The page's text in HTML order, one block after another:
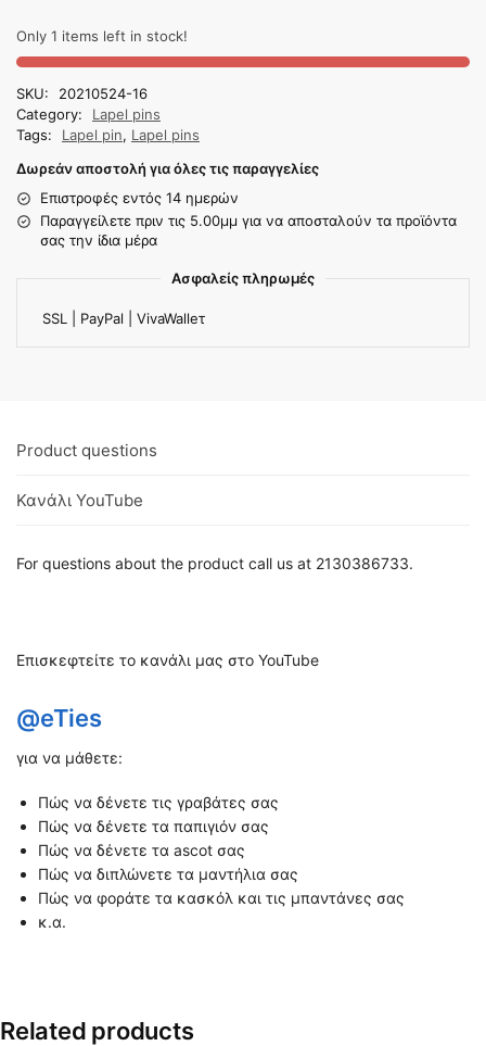
Only 1 items left in stock!
SKU:
20210524-16
Category:
Lapel pins
Tags:
Lapel pin, Lapel pins
Δωρεάν αποστολή για όλες τις παραγγελίες
Επιστροφές εντός 14 ημερών
Παραγγείλετε πριν τις 5.00μμ για να αποσταλούν τα προϊόντα
σας την ίδια μέρα
Ασφαλείς πληρωμές
SSL | PayPal | VivaWalleτ
Product questions
Κανάλι YouTube
For questions about the product call us at 2130386733.
Επισκεφτείτε το κανάλι μας στο YouTube
@eTies
για να μάθετε:
Πώς να δένετε τις γραβάτες σας
Πώς να δένετε τα παπιγιόν σας
Πώς να δένετε τα ascot σας
Πώς να διπλώνετε τα μαντήλια σας
Πώς να φοράτε τα κασκόλ και τις μπαντάνες σας
κ.α.
Related products